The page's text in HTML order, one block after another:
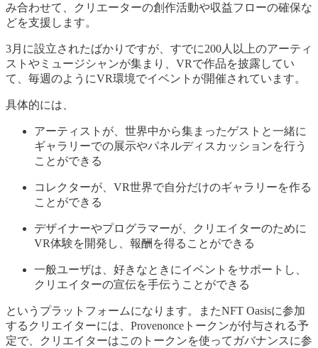
み合わせて、クリエーターの創作活動や収益フローの確保な
どを支援します。
3月に設立されたばかりですが、すでに200人以上のアーティ
ストやミュージシャンが集まり、VRで作品を披露してい
て、毎週のようにVR環境でイベントが開催されています。
具体的には、
アーティストが、世界中から集まったゲストと一緒に
ギャラリーでの展示やパネルディスカッションを行う
ことができる
コレクターが、VR世界で自分だけのギャラリーを作る
ことができる
デザイナーやプログラマーが、クリエイターのために
VR体験を開発し、報酬を得ることができる
一般ユーザは、好きなときにイベントをサポートし、
クリエイターの宣伝を手伝うことができる
というプラットフォームになります。またNFT Oasisに参加
するクリエイターには、Provenonceトークンが付与される予
定で、クリエイターはこのトークンを使ってガバナンスに参